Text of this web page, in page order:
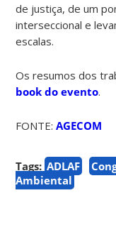
de justiça, de um
interseccional e
escalas.
Os resumos dos
book do evento.
FONTE:AGECOM
Tags: ADLAF
Ambiental